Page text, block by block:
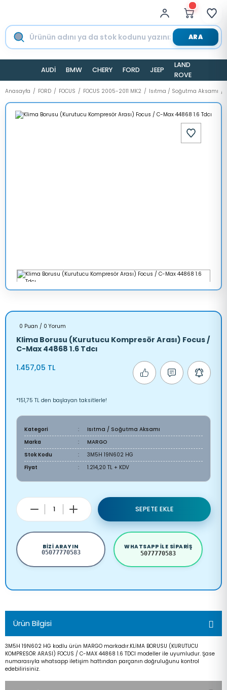
ARA
AUDİ BMW CHERY FORD JEEP
LAND
ROVER
Anasayfa FORD FOCUS FOCUS 2005-2011 MK2 Isıtma / Soğutma Aksamı
0 Puan / 0 Yorum
Klima Borusu (Kurutucu Kompresör Arası) Focus /
C-Max 44868 1.6 Tdcı
1.457,05 TL
*151,75 TL den başlayan taksitlerle!
Kategori
Isıtma / Soğutma Aksamı
Marka
MARGO
Stok Kodu
3M5H 19N602 HG
Fiyat
1.214,20 TL + KDV
SEPETE EKLE
BIZI ARAYIN
05077770583
WHATSAPP ILE SIPARIŞ
5077770583
Ürün Bilgisi
3M5H 19N602 HG kodlu ürün MARGO markadır.KLİMA BORUSU (KURUTUCU
KOMPRESÖR ARASI) FOCUS / C-MAX 44868 1.6 TDCI modeller ile uyumludur. Şase
numarasıyla whatsapp iletişim hattından parçanın doğruluğunu kontrol
edebilirisiniz.